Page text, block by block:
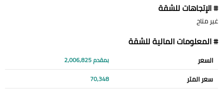
# الإتجاهات للشقة
غير متاح
# المعلومات المالية للشقة
السعر بمقدم 2,006,825
سعر المتر 70,348